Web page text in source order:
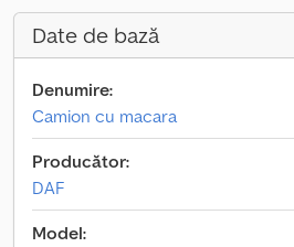
Date de bază
Denumire:
Camion cu macara
Producător:
DAF
Model: